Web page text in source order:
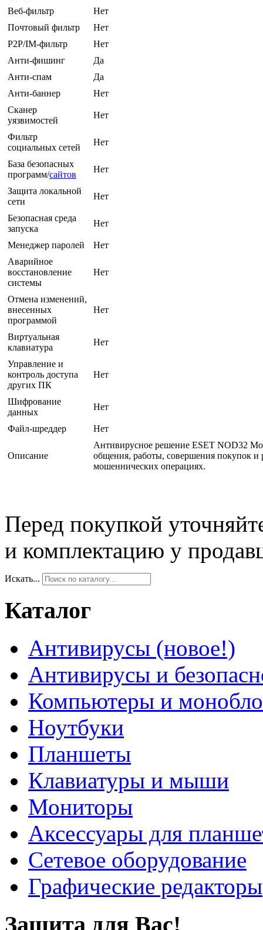
Веб-фильтр
Нет
Почтовый фильтр
Нет
P2P/IM-фильтр
Нет
Анти-фишинг
Да
Анти-спам
Да
Анти-баннер
Нет
Сканер
уязвимостей
Нет
Фильтр
социальных сетей
Нет
База безопасных
программ/сайтов
Нет
Защита локальной
сети
Нет
Безопасная среда
запуска
Нет
Менеджер паролей
Нет
Аварийное
восстановление
системы
Нет
Отмена изменений,
внесенных
программой
Нет
Виртуальная
клавиатура
Нет
Управление и
контроль доступа
других ПК
Нет
Шифрование
данных
Нет
Файл-шреддер Нет
Описание
Антивирусное решение ESET NOD32
общения, работы, совершения покупок и
мошеннических операциях.
Перед покупкой
и комплектацию у
Искать...
Каталог
Антивирусы (новое!)
Антивирусы и
Компьютеры и
Ноутбуки
Планшеты
Клавиатуры и мыши
Мониторы
Аксессуары для
Сетевое оборудование
Графические редакторы
Защита для Вас!